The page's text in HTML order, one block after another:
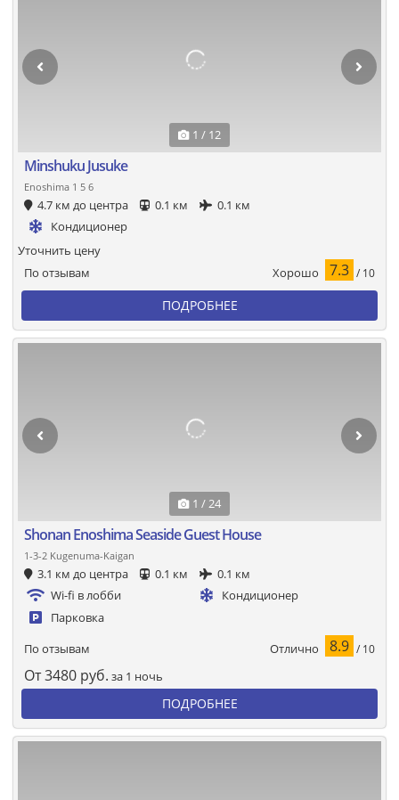
1 / 12
Minshuku Jusuke
Enoshima 1 5 6
4.7 км до центра 0.1 км
0.1 км
Кондиционер
По отзывам Хорошо 7.3 / 10
Уточнить цену
ПОДРОБНЕЕ
1 / 24
Shonan Enoshima Seaside Guest House
1-3-2 Kugenuma-Kaigan
3.1 км до центра 0.1 км
0.1 км
Wi-fi в лобби
Кондиционер
Парковка
По отзывам Отлично 8.9 / 10
От3480 руб. за 1 ночь
ПОДРОБНЕЕ